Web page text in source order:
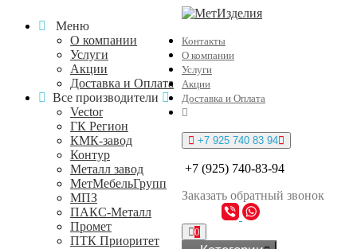
Меню
О компании
Услуги
Акции
Доставка и Оплата
Все производители
Vector
ГК Регион
КМК-завод
Контур
Металл завод
МетМебельГрупп
МПЗ
ПАКС-Металл
Промет
ПТК Приоритет
Контакты
О компании
Услуги
Акции
Доставка и Оплата
+7 925 740 83 94
+7 (925) 740-83-94
Заказать обратный звонок
0